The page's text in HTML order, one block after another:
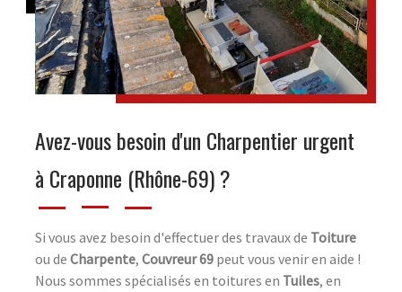
Avez-vous besoin d'un Charpentier urgent
à Craponne (Rhône-69) ?
Si vous avez besoin d'effectuer des travaux de Toiture
ou de Charpente, Couvreur 69 peut vous venir en aide !
Nous sommes spécialisés en toitures en Tuiles, en